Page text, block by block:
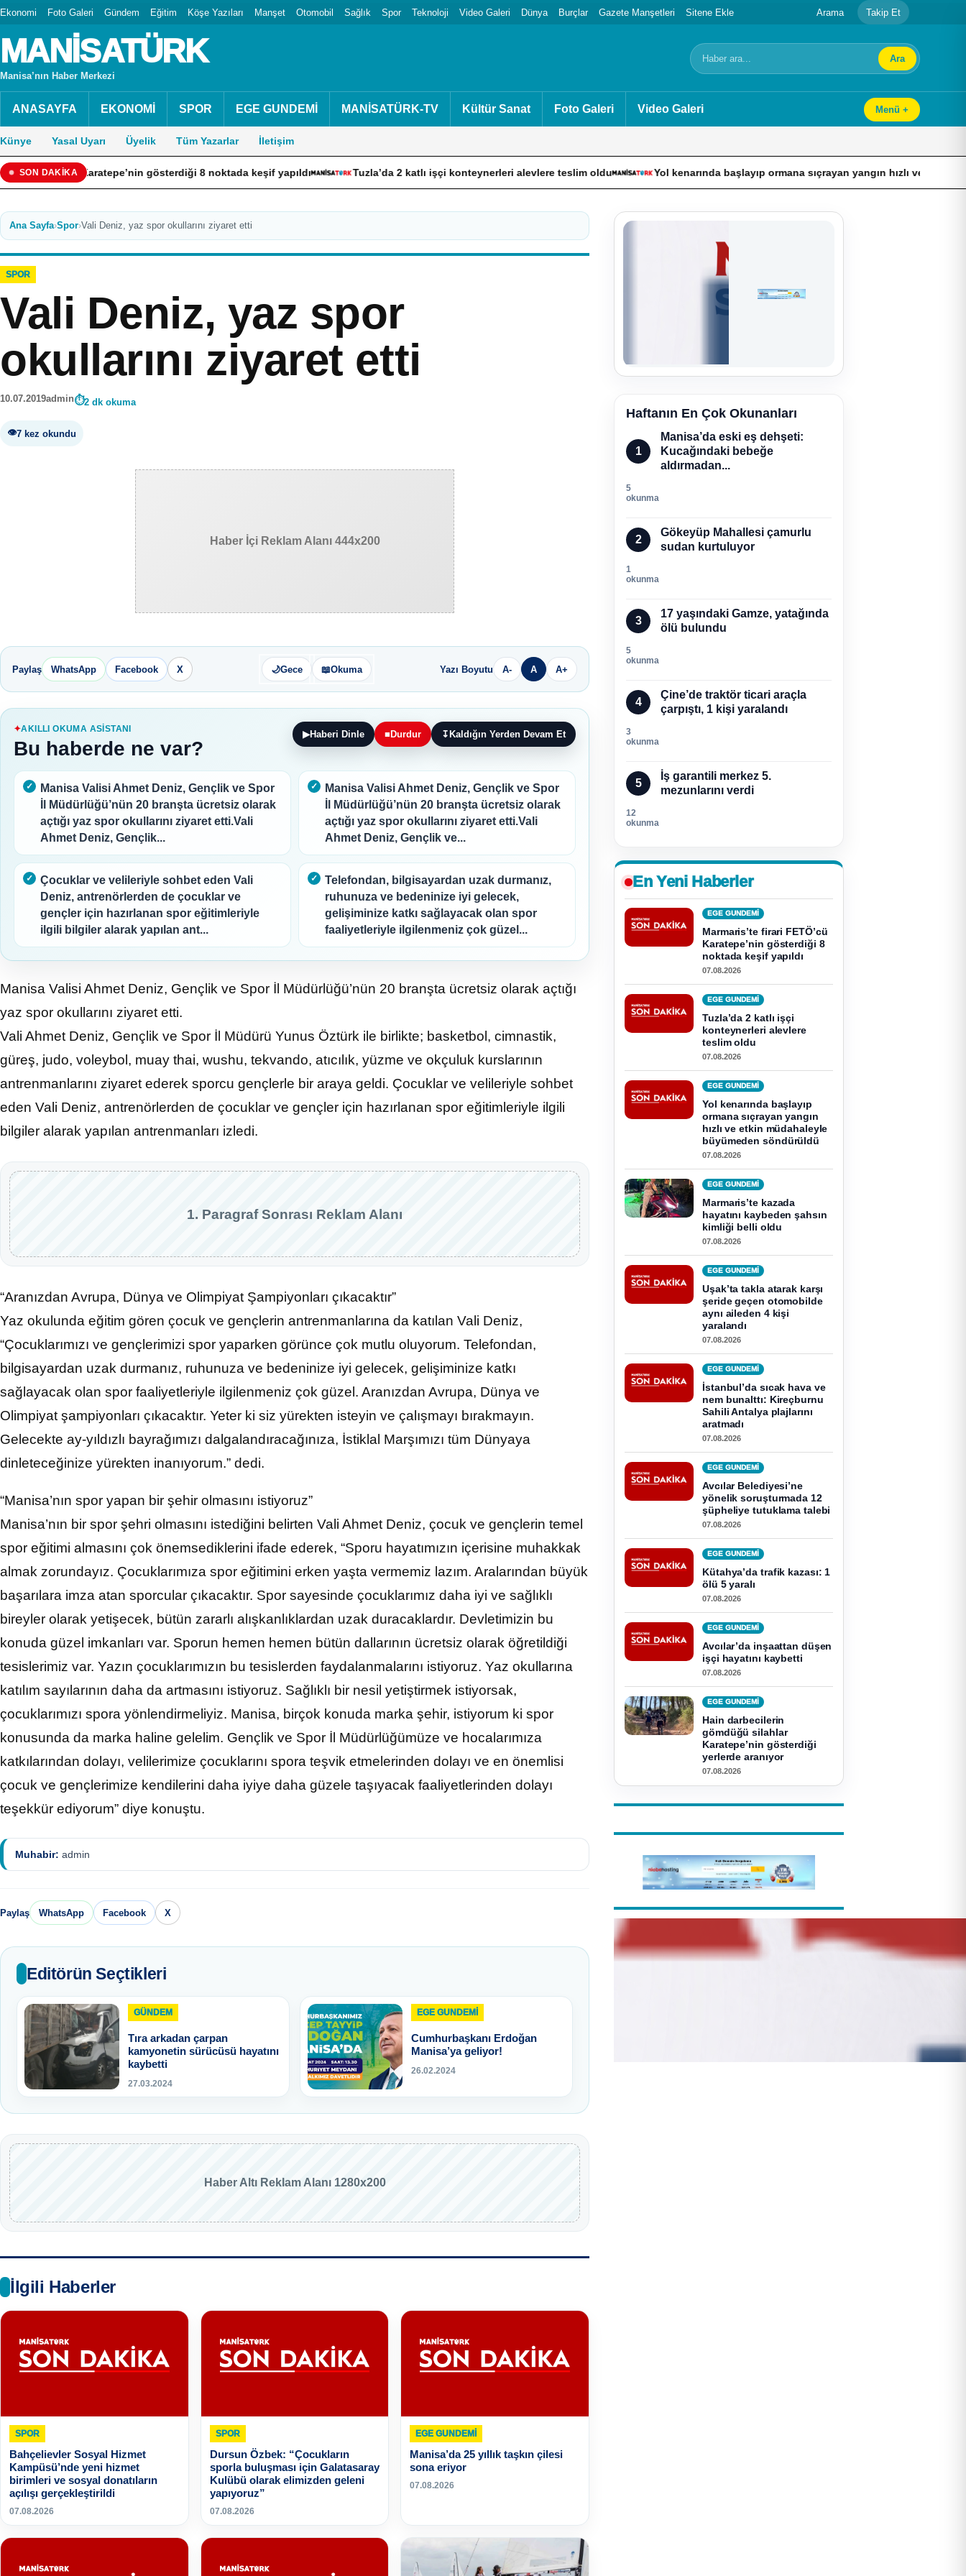
Ekonomi Foto Galeri Gündem Eğitim Köşe Yazıları Manşet Otomobil Sağlık Spor Teknoloji Video Galeri Dünya Burçlar Gazete Manşetleri Sitene Ekle Arama Takip Et
MANİSATÜRK
Manisa’nın Haber Merkezi
Arama Ara
ANASAYFA EKONOMİ SPOR EGE GUNDEMİ MANİSATÜRK-TV Kültür Sanat Foto Galeri Video Galeri Menü +
Künye Yasal Uyarı Üyelik Tüm Yazarlar İletişim
SON DAKİKA
Karatepe’nin gösterdiği 8 noktada keşif yapıldı Tuzla’da 2 katlı işçi konteynerleri alevlere teslim oldu Yol kenarında başlayıp ormana sıçrayan yangın hızlı ve etkin müdahaleyle
Ana Sayfa›Spor›Vali Deniz, yaz spor okullarını ziyaret etti
SPOR
Vali Deniz, yaz spor
okullarını ziyaret etti
10.07.2019admin 2 dk okuma
7 kez okundu
Haber İçi Reklam Alanı 444x200
Paylaş WhatsApp Facebook X 🌙Gece 📖Okuma Yazı Boyutu A- A A+
AKILLI OKUMA ASISTANI
Bu haberde ne var?
▶Haberi Dinle ■ Durdur ↧ Kaldığın Yerden Devam Et
Manisa Valisi Ahmet Deniz, Gençlik ve Spor
İl Müdürlüğü’nün 20 branşta ücretsiz olarak
açtığı yaz spor okullarını ziyaret etti.Vali
Ahmet Deniz, Gençlik...
Manisa Valisi Ahmet Deniz, Gençlik ve Spor
İl Müdürlüğü’nün 20 branşta ücretsiz olarak
açtığı yaz spor okullarını ziyaret etti.Vali
Ahmet Deniz, Gençlik ve...
Çocuklar ve velileriyle sohbet eden Vali
Deniz, antrenörlerden de çocuklar ve
gençler için hazırlanan spor eğitimleriyle
ilgili bilgiler alarak yapılan ant...
Telefondan, bilgisayardan uzak durmanız,
ruhunuza ve bedeninize iyi gelecek,
gelişiminize katkı sağlayacak olan spor
faaliyetleriyle ilgilenmeniz çok güzel...
Manisa Valisi Ahmet Deniz, Gençlik ve Spor İl Müdürlüğü’nün 20 branşta ücretsiz olarak açtığı
yaz spor okullarını ziyaret etti.
Vali Ahmet Deniz, Gençlik ve Spor İl Müdürü Yunus Öztürk ile birlikte; basketbol, cimnastik,
güreş, judo, voleybol, muay thai, wushu, tekvando, atıcılık, yüzme ve okçuluk kurslarının
antrenmanlarını ziyaret ederek sporcu gençlerle bir araya geldi. Çocuklar ve velileriyle sohbet
eden Vali Deniz, antrenörlerden de çocuklar ve gençler için hazırlanan spor eğitimleriyle ilgili
bilgiler alarak yapılan antrenmanları izledi.
1. Paragraf Sonrası Reklam Alanı
“Aranızdan Avrupa, Dünya ve Olimpiyat Şampiyonları çıkacaktır”
Yaz okulunda eğitim gören çocuk ve gençlerin antrenmanlarına da katılan Vali Deniz,
“Çocuklarımızı ve gençlerimizi spor yaparken görünce çok mutlu oluyorum. Telefondan,
bilgisayardan uzak durmanız, ruhunuza ve bedeninize iyi gelecek, gelişiminize katkı
sağlayacak olan spor faaliyetleriyle ilgilenmeniz çok güzel. Aranızdan Avrupa, Dünya ve
Olimpiyat şampiyonları çıkacaktır. Yeter ki siz yürekten isteyin ve çalışmayı bırakmayın.
Gelecekte ay-yıldızlı bayrağımızı dalgalandıracağınıza, İstiklal Marşımızı tüm Dünyaya
dinleteceğinize yürekten inanıyorum.” dedi.
“Manisa’nın spor yapan bir şehir olmasını istiyoruz”
Manisa’nın bir spor şehri olmasını istediğini belirten Vali Ahmet Deniz, çocuk ve gençlerin temel
spor eğitimi almasını çok önemsediklerini ifade ederek, “Sporu hayatımızın içerisine muhakkak
almak zorundayız. Çocuklarımıza spor eğitimini erken yaşta vermemiz lazım. Aralarından büyük
başarılara imza atan sporcular çıkacaktır. Spor sayesinde çocuklarımız daha iyi ve sağlıklı
bireyler olarak yetişecek, bütün zararlı alışkanlıklardan uzak duracaklardır. Devletimizin bu
konuda güzel imkanları var. Sporun hemen hemen bütün dallarının ücretsiz olarak öğretildiği
tesislerimiz var. Yazın çocuklarımızın bu tesislerden faydalanmalarını istiyoruz. Yaz okullarına
katılım sayılarının daha da artmasını istiyoruz. Sağlıklı bir nesil yetiştirmek istiyorsak,
çocuklarımızı spora yönlendirmeliyiz. Manisa, birçok konuda marka şehir, istiyorum ki spor
konusunda da marka haline gelelim. Gençlik ve Spor İl Müdürlüğümüze ve hocalarımıza
katkılarından dolayı, velilerimize çocuklarını spora teşvik etmelerinden dolayı ve en önemlisi
çocuk ve gençlerimize kendilerini daha iyiye daha güzele taşıyacak faaliyetlerinden dolayı
teşekkür ediyorum” diye konuştu.
Muhabir: admin
Paylaş WhatsApp Facebook X
Editörün Seçtikleri
GÜNDEM
Tıra arkadan çarpan
kamyonetin sürücüsü hayatını
kaybetti
27.03.2024
EGE GUNDEMİ
Cumhurbaşkanı Erdoğan
Manisa’ya geliyor!
26.02.2024
Haber Altı Reklam Alanı 1280x200
İlgili Haberler
SPOR
Bahçelievler Sosyal Hizmet
Kampüsü’nde yeni hizmet
birimleri ve sosyal donatıların
açılışı gerçekleştirildi
07.08.2026
SPOR
Dursun Özbek: “Çocukların
sporla buluşması için Galatasaray
Kulübü olarak elimizden geleni
yapıyoruz”
07.08.2026
EGE GUNDEMİ
Manisa’da 25 yıllık taşkın çilesi
sona eriyor
07.08.2026
Haftanın En Çok Okunanları
1
Manisa’da eski eş dehşeti:
Kucağındaki bebeğe
aldırmadan...
5
okunma
2
Gökeyüp Mahallesi çamurlu
sudan kurtuluyor
1
okunma
3
17 yaşındaki Gamze, yatağında
ölü bulundu
5
okunma
4
Çine’de traktör ticari araçla
çarpıştı, 1 kişi yaralandı
3
okunma
5
İş garantili merkez 5.
mezunlarını verdi
12
okunma
En Yeni Haberler
EGE GUNDEMİ
Marmaris’te firari FETÖ’cü
Karatepe’nin gösterdiği 8
noktada keşif yapıldı
07.08.2026
EGE GUNDEMİ
Tuzla’da 2 katlı işçi
konteynerleri alevlere
teslim oldu
07.08.2026
EGE GUNDEMİ
Yol kenarında başlayıp
ormana sıçrayan yangın
hızlı ve etkin müdahaleyle
büyümeden söndürüldü
07.08.2026
EGE GUNDEMİ
Marmaris’te kazada
hayatını kaybeden şahsın
kimliği belli oldu
07.08.2026
EGE GUNDEMİ
Uşak’ta takla atarak karşı
şeride geçen otomobilde
aynı aileden 4 kişi
yaralandı
07.08.2026
EGE GUNDEMİ
İstanbul’da sıcak hava ve
nem bunalttı: Kireçburnu
Sahili Antalya plajlarını
aratmadı
07.08.2026
EGE GUNDEMİ
Avcılar Belediyesi’ne
yönelik soruşturmada 12
şüpheliye tutuklama talebi
07.08.2026
EGE GUNDEMİ
Kütahya’da trafik kazası: 1
ölü 5 yaralı
07.08.2026
EGE GUNDEMİ
Avcılar’da inşaattan düşen
işçi hayatını kaybetti
07.08.2026
EGE GUNDEMİ
Hain darbecilerin
gömdüğü silahlar
Karatepe’nin gösterdiği
yerlerde aranıyor
07.08.2026